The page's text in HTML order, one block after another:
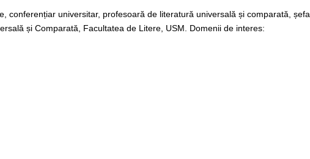
conferențiar universitar, profesoară de literatură universală și comparată, șefa
și Comparată, Facultatea de Litere, USM. Domenii de interes: